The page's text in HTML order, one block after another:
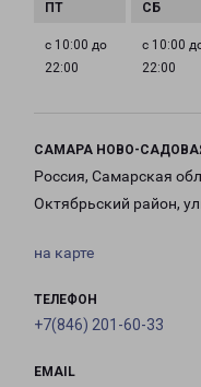
с 10:00 до
22:00
с 10:00
22:00
САМАРА НОВО-
Россия, Самарская
Октябрьский район,
на карте
ТЕЛЕФОН
+7(846) 201-60-33
EMAIL